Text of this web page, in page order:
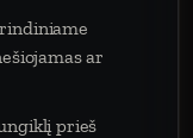
ar
prieš